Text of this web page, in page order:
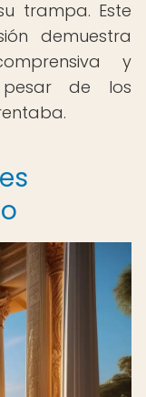
trampa. Este
demuestra
y
de los